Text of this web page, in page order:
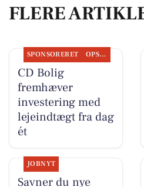
FLERE
SPONSORERET OPSLAGSTAVLEN
CD Bolig
fremhæver
investering med
lejeindtægt fra dag
ét
JOBNYT
Savner du nye